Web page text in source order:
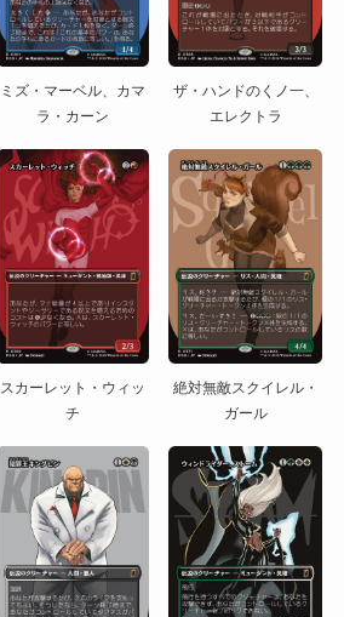
ミズ・マーベル、カマ
ラ・カーン
ザ・ハンドのくノ一、
エレクトラ
スカーレット・ウィッ
チ
絶対無敵スクイレル・
ガール